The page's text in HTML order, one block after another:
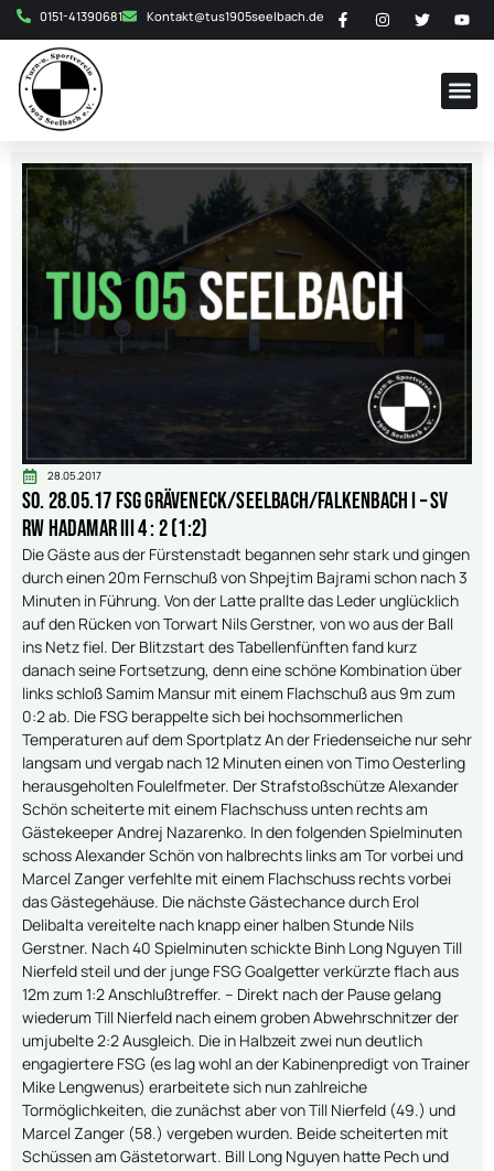
0151-41390681 Kontakt@tus1905seelbach.de
28.05.2017
So. 28.05.17 FSG Gräveneck/Seelbach/Falkenbach I – SV
RW Hadamar III 4 : 2 (1:2)
Die Gäste aus der Fürstenstadt begannen sehr stark und gingen
durch einen 20m Fernschuß von Shpejtim Bajrami schon nach 3
Minuten in Führung. Von der Latte prallte das Leder unglücklich
auf den Rücken von Torwart Nils Gerstner, von wo aus der Ball
ins Netz fiel. Der Blitzstart des Tabellenfünften fand kurz
danach seine Fortsetzung, denn eine schöne Kombination über
links schloß Samim Mansur mit einem Flachschuß aus 9m zum
0:2 ab. Die FSG berappelte sich bei hochsommerlichen
Temperaturen auf dem Sportplatz An der Friedenseiche nur sehr
langsam und vergab nach 12 Minuten einen von Timo Oesterling
herausgeholten Foulelfmeter. Der Strafstoßschütze Alexander
Schön scheiterte mit einem Flachschuss unten rechts am
Gästekeeper Andrej Nazarenko. In den folgenden Spielminuten
schoss Alexander Schön von halbrechts links am Tor vorbei und
Marcel Zanger verfehlte mit einem Flachschuss rechts vorbei
das Gästegehäuse. Die nächste Gästechance durch Erol
Delibalta vereitelte nach knapp einer halben Stunde Nils
Gerstner. Nach 40 Spielminuten schickte Binh Long Nguyen Till
Nierfeld steil und der junge FSG Goalgetter verkürzte flach aus
12m zum 1:2 Anschlußtreffer. – Direkt nach der Pause gelang
wiederum Till Nierfeld nach einem groben Abwehrschnitzer der
umjubelte 2:2 Ausgleich. Die in Halbzeit zwei nun deutlich
engagiertere FSG (es lag wohl an der Kabinenpredigt von Trainer
Mike Lengwenus) erarbeitete sich nun zahlreiche
Tormöglichkeiten, die zunächst aber von Till Nierfeld (49.) und
Marcel Zanger (58.) vergeben wurden. Beide scheiterten mit
Schüssen am Gästetorwart. Bill Long Nguyen hatte Pech und